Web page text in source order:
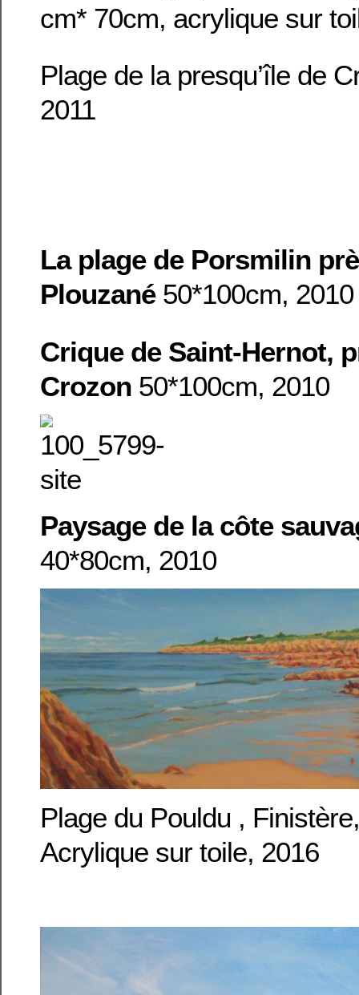
cm* 70cm, acrylique sur
Plage de la presqu’île de
2011
La plage de Porsmilin
Plouzané 50*100cm, 2010
Crique de Saint-Hernot,
Crozon 50*100cm, 2010
Paysage de la côte
40*80cm, 2010
Plage du Pouldu ,
Acrylique sur toile, 2016